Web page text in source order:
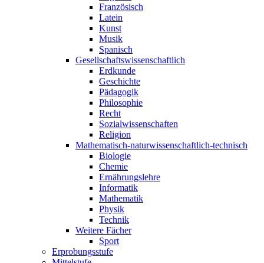
Französisch
Latein
Kunst
Musik
Spanisch
Gesellschaftswissenschaftlich
Erdkunde
Geschichte
Pädagogik
Philosophie
Recht
Sozialwissenschaften
Religion
Mathematisch-naturwissenschaftlich-technisch
Biologie
Chemie
Ernährungslehre
Informatik
Mathematik
Physik
Technik
Weitere Fächer
Sport
Erprobungsstufe